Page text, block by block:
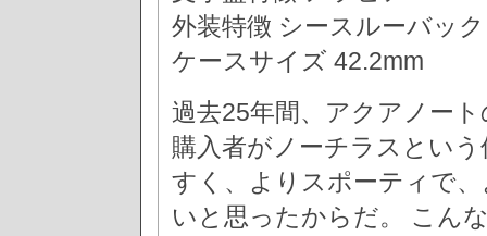
外装特徴 シースルーバック
ケースサイズ 42.2mm
過去25年間、アクアノー
購入者がノーチラスとい
すく、よりスポーティで
いと思ったからだ。 こん